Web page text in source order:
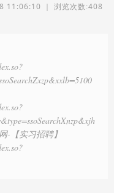
11:06:10 ｜ 408
-【实习招聘】